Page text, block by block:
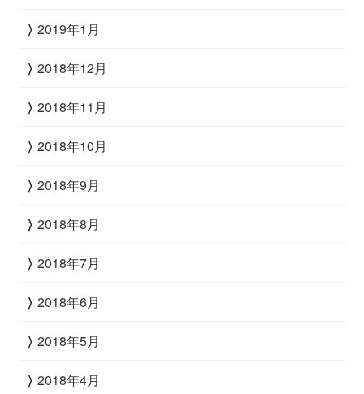
2019年1月
2018年12月
2018年11月
2018年10月
2018年9月
2018年8月
2018年7月
2018年6月
2018年5月
2018年4月